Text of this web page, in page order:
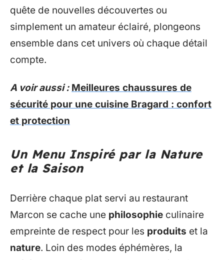
quête de nouvelles découvertes ou
simplement un amateur éclairé, plongeons
ensemble dans cet univers où chaque détail
compte.
A voir aussi : Meilleures chaussures de
sécurité pour une cuisine Bragard : confort
et protection
Un Menu Inspiré par la Nature
et la Saison
Derrière chaque plat servi au restaurant
Marcon se cache une philosophie culinaire
empreinte de respect pour les produits et la
nature. Loin des modes éphémères, la